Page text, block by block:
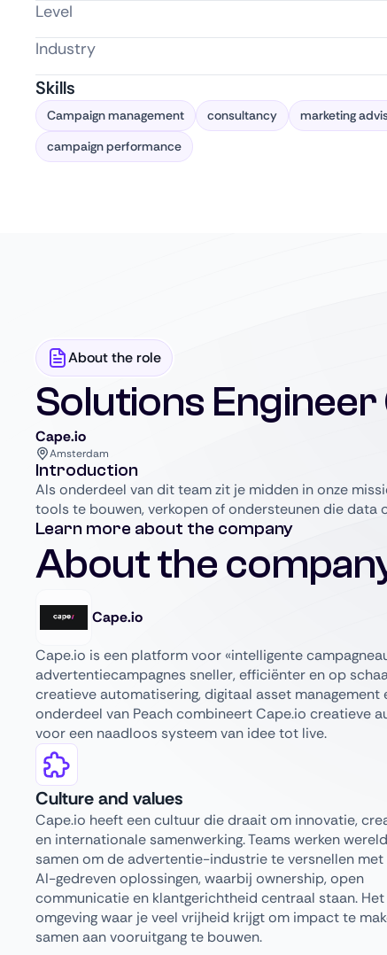
Level
Industry
Skills
Campaign management consultancy marketing
campaign performance
About the role
Solutions
Cape.io
Amsterdam
Introduction
Als onderdeel van dit team zit je midden in onze
tools te bouwen, verkopen of ondersteunen die data
Learn more about the company
About the
Cape.io
Cape.io is een platform voor «intelligente
advertentiecampagnes sneller, efficiënter en op
creatieve automatisering, digitaal asset
onderdeel van Peach combineert Cape.io creatieve
voor een naadloos systeem van idee tot live.
Culture and values
Cape.io heeft een cultuur die draait om innovatie,
en internationale samenwerking. Teams werken
samen om de advertentie-industrie te versnellen met
AI-gedreven oplossingen, waarbij ownership, open
communicatie en klantgerichtheid centraal staan. Het
omgeving waar je veel vrijheid krijgt om impact te
samen aan vooruitgang te bouwen.